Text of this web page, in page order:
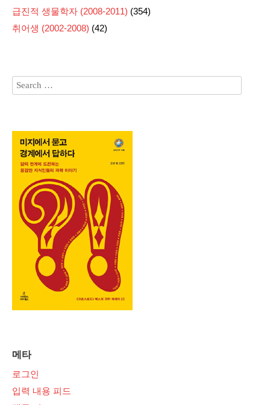
급진적 생물학자 (2008-2011) (354)
취어생 (2002-2008) (42)
메타
로그인
입력 내용 피드